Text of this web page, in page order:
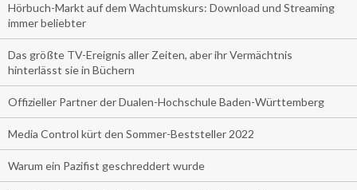
Hörbuch-Markt auf dem Wachtumskurs: Download und Streaming
immer beliebter
Das größte TV-Ereignis aller Zeiten, aber ihr Vermächtnis
hinterlässt sie in Büchern
Offizieller Partner der Dualen-Hochschule Baden-Württemberg
Media Control kürt den Sommer-Beststeller 2022
Warum ein Pazifist geschreddert wurde